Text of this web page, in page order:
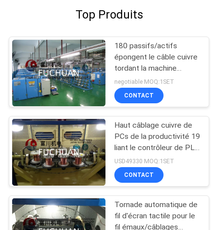
Top Produits
180 passifs/actifs
épongent le câble cuivre
tordant la machine
opération facile
negotiable MOQ:1SET
CONTACT
Haut câblage cuivre de
PCs de la productivité 19
liant le contrôleur de PLC
de la machine 2000 t/mn
USD49330 MOQ:1SET
CONTACT
Tornade automatique de
fil d'écran tactile pour le
fil émaux/câblages